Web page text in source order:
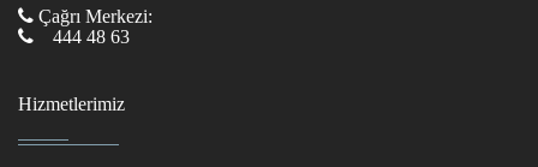
Çağrı Merkezi:
444 48 63
Hizmetlerimiz